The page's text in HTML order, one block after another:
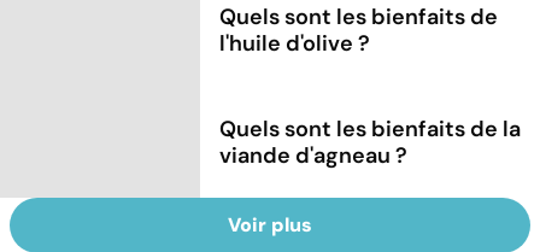
Quels sont les bienfaits de
l'huile d'olive ?
Quels sont les bienfaits de la
viande d'agneau ?
Voir plus